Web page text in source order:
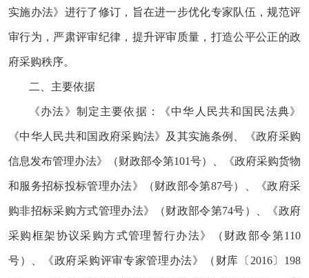
实施办法》进行了修订，旨在进一步优化专家队伍，规范评
审行为，严肃评审纪律，提升评审质量，打造公平公正的政
府采购秩序。
二、主要依据
《办法》制定主要依据：《中华人民共和国民法典》
《中华人民共和国政府采购法》及其实施条例、《政府采购
信息发布管理办法》（财政部令第101号）、《政府采购货物
和服务招标投标管理办法》（财政部令第87号）、《政府采
购非招标采购方式管理办法》（财政部令第74号）、《政府
采购框架协议采购方式管理暂行办法》（财政部令第110
号）、《政府采购评审专家管理办法》（财库〔2016〕198